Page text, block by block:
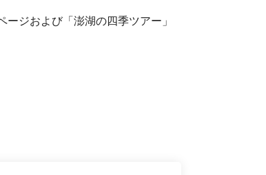
ジおよび「澎湖の四季ツアー」